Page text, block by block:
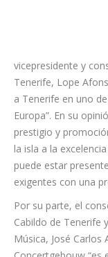
vicepresidente y
Tenerife, Lope
a Tenerife en uno
prestigio y
la isla a la
puede estar